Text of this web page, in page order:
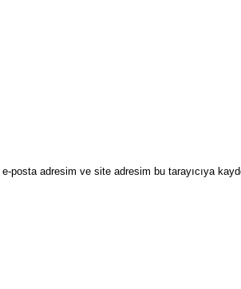
posta adresim ve site adresim bu tarayıcıya